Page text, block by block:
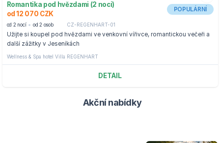
Romantika pod hvězdami (2 noci)
od 12 070 CZK
POPULÁRNÍ
od 2 nocí od 2 osob CZ-REGENHART-01
Užijte si koupel pod hvězdami ve venkovní vířivce, romantickou večeři a
další zážitky v Jeseníkách
Wellness & Spa hotel Villa REGENHART
DETAIL
Akční nabídky